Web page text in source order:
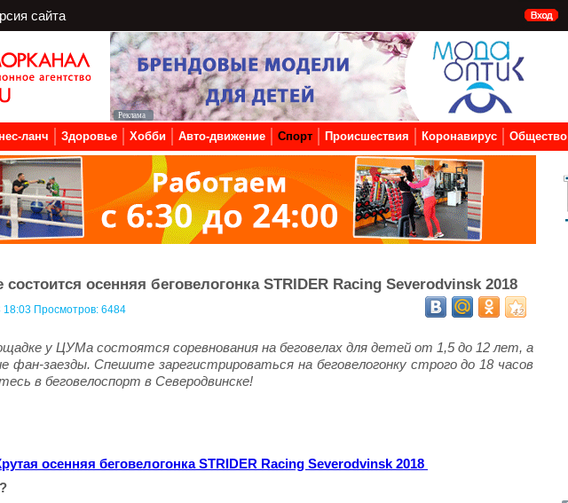
сайта
ланч Здоровье Хобби Авто-движение Спорт Происшествия Коронавирус Общество
осенняя беговелогонка STRIDER Racing Severodvinsk 2018
18:03 Просмотров: 6484
у ЦУМа состоятся соревнования на беговелах для детей от 1,5 до 12 лет, а
фан-заезды. Спешите зарегистрироваться на беговелогонку строго до 18 часов
в беговелоспорт в Северодвинске!
осенняя беговелогонка STRIDER Racing Severodvinsk 2018